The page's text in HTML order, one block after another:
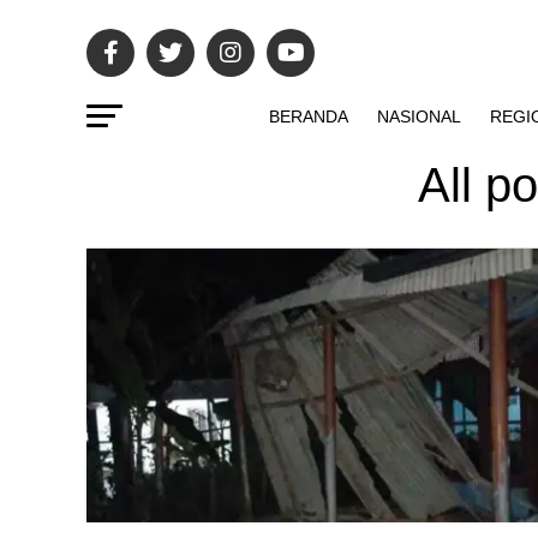
BERANDA NASIONAL
All